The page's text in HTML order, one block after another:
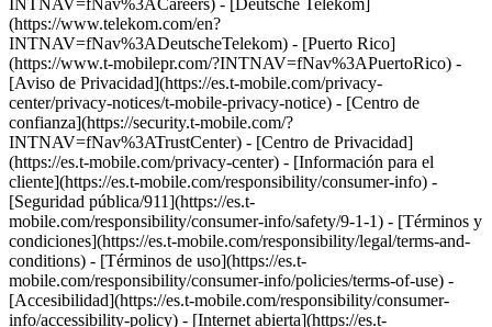
INTNAV=fNav%3ACareers) - [Deutsche Telekom]
(https://www.telekom.com/en?
INTNAV=fNav%3ADeutscheTelekom) - [Puerto Rico]
(https://www.t-mobilepr.com/?INTNAV=fNav%3APuertoRico) -
[Aviso de Privacidad](https://es.t-mobile.com/privacy-
center/privacy-notices/t-mobile-privacy-notice) - [Centro de
confianza](https://security.t-mobile.com/?
INTNAV=fNav%3ATrustCenter) - [Centro de Privacidad]
(https://es.t-mobile.com/privacy-center) - [Información para el
cliente](https://es.t-mobile.com/responsibility/consumer-info) -
[Seguridad pública/911](https://es.t-
mobile.com/responsibility/consumer-info/safety/9-1-1) - [Términos y
condiciones](https://es.t-mobile.com/responsibility/legal/terms-and-
conditions) - [Términos de uso](https://es.t-
mobile.com/responsibility/consumer-info/policies/terms-of-use) -
[Accesibilidad](https://es.t-mobile.com/responsibility/consumer-
info/accessibility-policy) - [Internet abierta](https://es.t-